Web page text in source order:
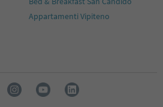
Appartamenti Vipiteno